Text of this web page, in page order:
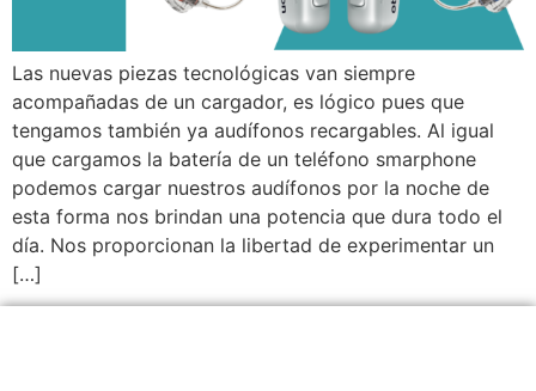
Las nuevas piezas tecnológicas van siempre
acompañadas de un cargador, es lógico pues que
tengamos también ya audífonos recargables. Al igual
que cargamos la batería de un teléfono smarphone
podemos cargar nuestros audífonos por la noche de
esta forma nos brindan una potencia que dura todo el
día. Nos proporcionan la libertad de experimentar un
[…]